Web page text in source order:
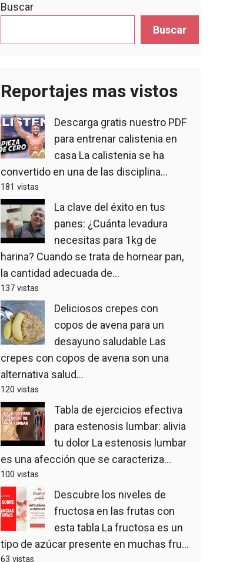
Buscar
Buscar
Reportajes mas vistos
Descarga gratis nuestro PDF
para entrenar calistenia en
casa La calistenia se ha
convertido en una de las disciplina...
181 vistas
La clave del éxito en tus
panes: ¿Cuánta levadura
necesitas para 1kg de
harina? Cuando se trata de hornear pan,
la cantidad adecuada de...
137 vistas
Deliciosos crepes con
copos de avena para un
desayuno saludable Las
crepes con copos de avena son una
alternativa salud...
120 vistas
Tabla de ejercicios efectiva
para estenosis lumbar: alivia
tu dolor La estenosis lumbar
es una afección que se caracteriza...
100 vistas
Descubre los niveles de
fructosa en las frutas con
esta tabla La fructosa es un
tipo de azúcar presente en muchas fru...
63 vistas